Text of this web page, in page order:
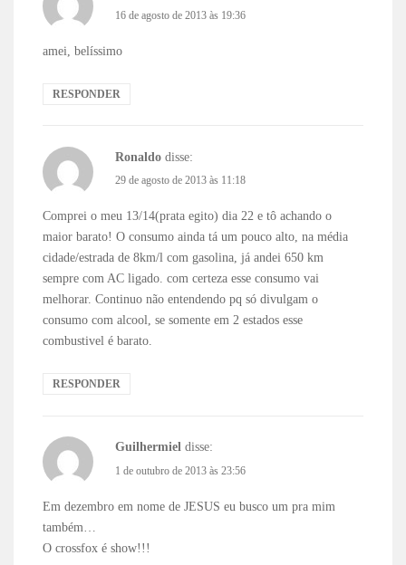
16 de agosto de 2013 às 19:36
amei, belíssimo
RESPONDER
Ronaldo disse:
29 de agosto de 2013 às 11:18
Comprei o meu 13/14(prata egito) dia 22 e tô achando o
maior barato! O consumo ainda tá um pouco alto, na média
cidade/estrada de 8km/l com gasolina, já andei 650 km
sempre com AC ligado. com certeza esse consumo vai
melhorar. Continuo não entendendo pq só divulgam o
consumo com alcool, se somente em 2 estados esse
combustivel é barato.
RESPONDER
Guilhermiel disse:
1 de outubro de 2013 às 23:56
Em dezembro em nome de JESUS eu busco um pra mim
também…
O crossfox é show!!!